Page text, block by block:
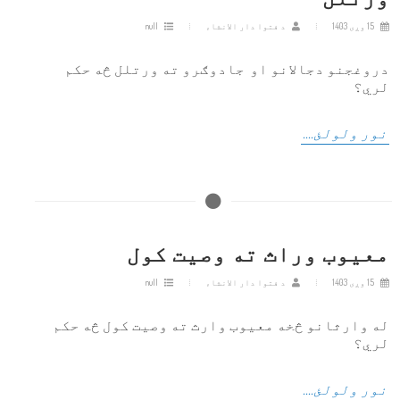
د فتوا دار الانشاء
دروغجنو دجالانو او جادوګرو ته ورتلل څه حکم
لري؟
نور ولولئ....
معیوب وراث ته وصیت کول
د فتوا دار الانشاء
له وارثانو څخه معیوب وارث ته وصیت کول څه حکم
لري؟
نور ولولئ....